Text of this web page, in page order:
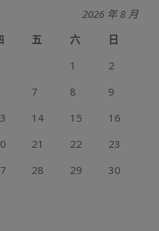
2026 年 8 月
五 六
日
1
2
7 8
9
14 15
16
21 22
23
28 29
30